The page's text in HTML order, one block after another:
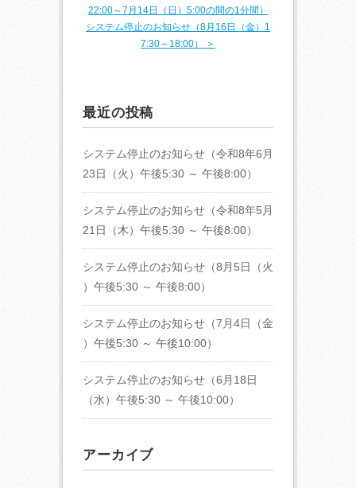
22:00～7月14日（日）5:00の間の1分間）
システム停止のお知らせ（8月16日（金）1
7:30～18:00） ＞
最近の投稿
システム停止のお知らせ（令和8年6月
23日（火）午後5:30 ～ 午後8:00）
システム停止のお知らせ（令和8年5月
21日（木）午後5:30 ～ 午後8:00）
システム停止のお知らせ（8月5日（火
）午後5:30 ～ 午後8:00）
システム停止のお知らせ（7月4日（金
）午後5:30 ～ 午後10:00）
システム停止のお知らせ（6月18日
（水）午後5:30 ～ 午後10:00）
アーカイブ